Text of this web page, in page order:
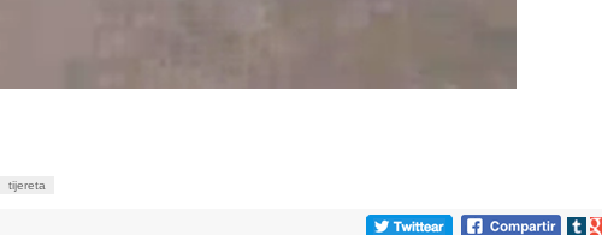
tijereta